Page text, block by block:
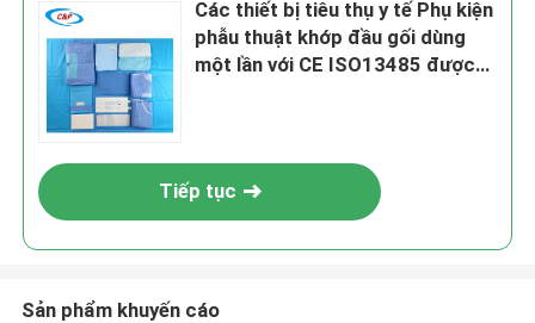
Các thiết bị tiêu thụ y tế Phụ kiện
phẫu thuật khớp đầu gối dùng
một lần với CE ISO13485 được
Tiếp tục
Sản phẩm khuyến cáo